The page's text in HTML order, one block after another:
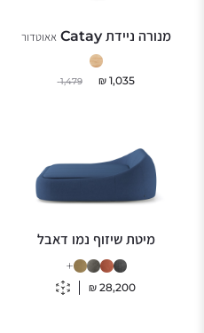
מנורה ניידת Catay אאוטדור
1,035
₪
1,479
מיטת שיזוף נמו דאבל
28,200
₪
+